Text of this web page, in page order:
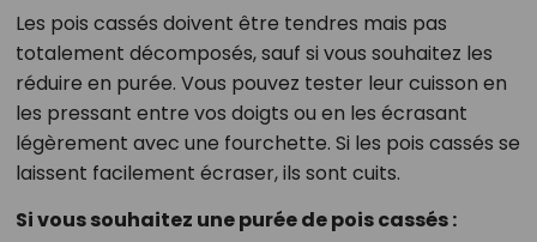
Les pois cassés doivent être tendres mais pas
totalement décomposés, sauf si vous souhaitez les
réduire en purée. Vous pouvez tester leur cuisson en
les pressant entre vos doigts ou en les écrasant
légèrement avec une fourchette. Si les pois cassés se
laissent facilement écraser, ils sont cuits.
Si vous souhaitez une purée de pois cassés :